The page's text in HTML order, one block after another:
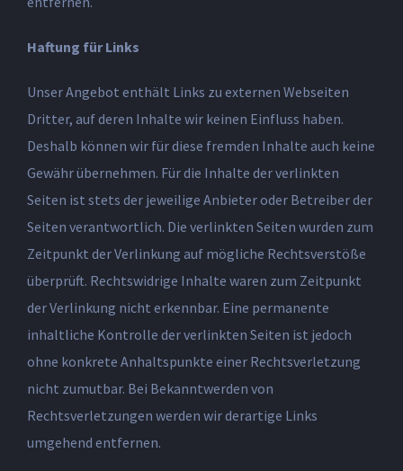
Haftung für Links
Unser Angebot enthält Links zu externen Webseiten
Dritter, auf deren Inhalte wir keinen Einfluss haben.
Deshalb können wir für diese fremden Inhalte auch keine
Gewähr übernehmen. Für die Inhalte der verlinkten
Seiten ist stets der jeweilige Anbieter oder Betreiber der
Seiten verantwortlich. Die verlinkten Seiten wurden zum
Zeitpunkt der Verlinkung auf mögliche Rechtsverstöße
überprüft. Rechtswidrige Inhalte waren zum Zeitpunkt
der Verlinkung nicht erkennbar. Eine permanente
inhaltliche Kontrolle der verlinkten Seiten ist jedoch
ohne konkrete Anhaltspunkte einer Rechtsverletzung
nicht zumutbar. Bei Bekanntwerden von
Rechtsverletzungen werden wir derartige Links
umgehend entfernen.